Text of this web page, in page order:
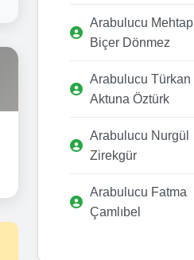
Arabulucu Mehtap
Biçer Dönmez
Arabulucu Türkan
Aktuna Öztürk
Arabulucu Nurgül
Zirekgür
Arabulucu Fatma
Çamlıbel